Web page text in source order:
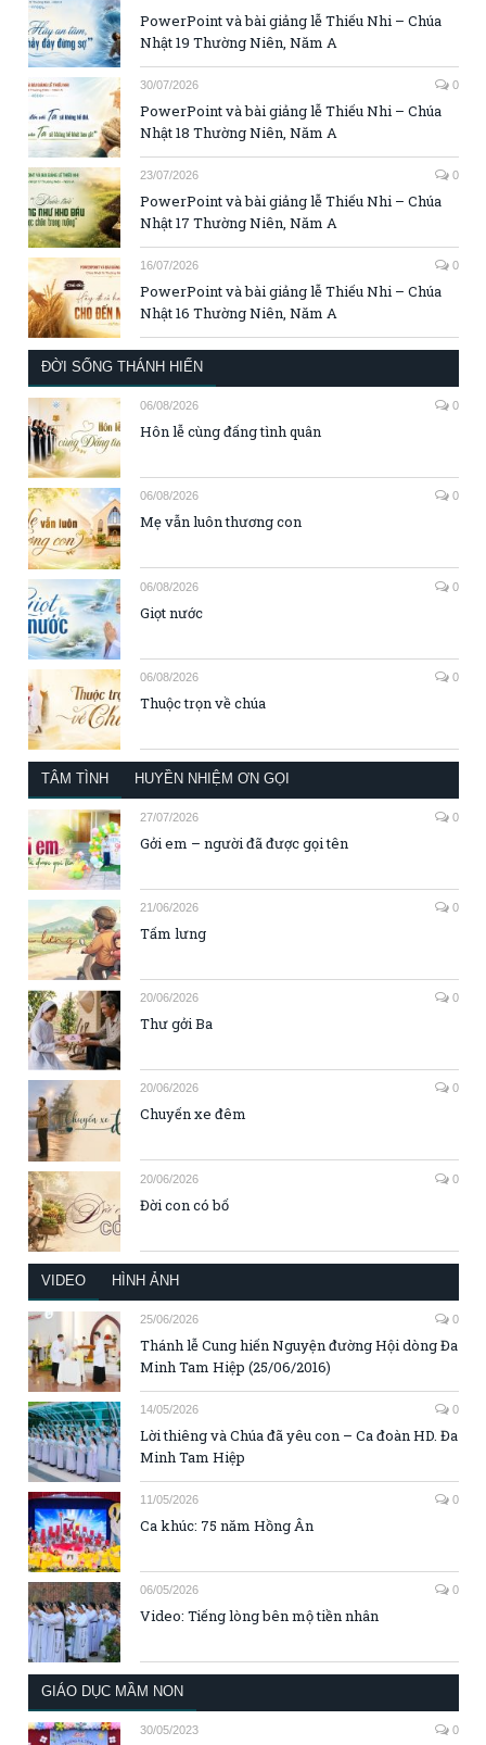
PowerPoint và bài giảng lễ Thiếu Nhi – Chúa
Nhật 19 Thường Niên, Năm A
30/07/2026 0
PowerPoint và bài giảng lễ Thiếu Nhi – Chúa
Nhật 18 Thường Niên, Năm A
23/07/2026 0
PowerPoint và bài giảng lễ Thiếu Nhi – Chúa
Nhật 17 Thường Niên, Năm A
16/07/2026 0
PowerPoint và bài giảng lễ Thiếu Nhi – Chúa
Nhật 16 Thường Niên, Năm A
ĐỜI SỐNG THÁNH HIẾN
06/08/2026 0
Hôn lễ cùng đấng tình quân
06/08/2026 0
Mẹ vẫn luôn thương con
06/08/2026 0
Giọt nước
06/08/2026 0
Thuộc trọn về chúa
TÂM TÌNH HUYỀN NHIỆM ƠN GỌI
27/07/2026 0
Gởi em – người đã được gọi tên
21/06/2026 0
Tấm lưng
20/06/2026 0
Thư gởi Ba
20/06/2026 0
Chuyến xe đêm
20/06/2026 0
Đời con có bố
VIDEO HÌNH ẢNH
25/06/2026 0
Thánh lễ Cung hiến Nguyện đường Hội dòng Đa
Minh Tam Hiệp (25/06/2016)
14/05/2026 0
Lời thiêng và Chúa đã yêu con – Ca đoàn HD. Đa
Minh Tam Hiệp
11/05/2026 0
Ca khúc: 75 năm Hồng Ân
06/05/2026 0
Video: Tiếng lòng bên mộ tiền nhân
GIÁO DỤC MẦM NON
30/05/2023 0